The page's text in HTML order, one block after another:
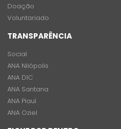
Doação
Voluntariado
TRANSPARÊNCIA
Social
ANA Nilópolis
ANA DIC
ANA Santana
ANA Piauí
ANA Oziel